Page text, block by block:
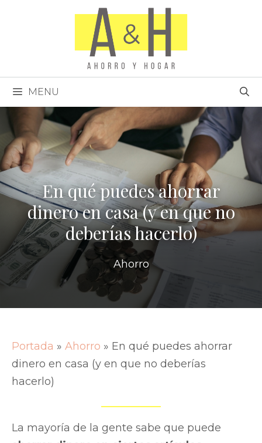
MENU
En qué puedes ahorrar
dinero en casa (y en que no
deberías hacerlo)
Ahorro
Portada » Ahorro » En qué puedes ahorrar
dinero en casa (y en que no deberías
hacerlo)
La mayoría de la gente sabe que puede